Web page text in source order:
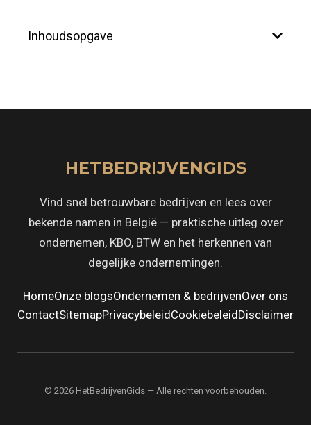
Inhoudsopgave
HETBEDRIJVENGIDS
Vind snel betrouwbare bedrijven en lees over
bekende namen in België — praktische uitleg over
ondernemen, KBO, BTW en het herkennen van
degelijke ondernemingen.
HomeOnze blogsOndernemen & bedrijvenOver ons
ContactSitemapPrivacybeleidCookiebeleidDisclaimer
© 2026 HetBedrijvenGids — Alle rechten voorbehouden.